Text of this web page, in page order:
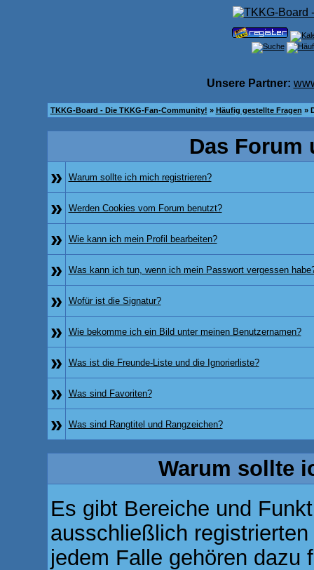
Unsere Partner:
TKKG-Board - Die TKKG-Fan-Community! » Häufig gestellte Fragen »
Das Forum
»
Warum sollte ich mich registrieren?
» Werden Cookies vom Forum benutzt?
» Wie kann ich mein Profil bearbeiten?
» Was kann ich tun, wenn ich mein Passwort vergessen
» Wofür ist die Signatur?
» Wie bekomme ich ein Bild unter meinen Benutzernamen?
» Was ist die Freunde-Liste und die Ignorierliste?
» Was sind Favoriten?
» Was sind Rangtitel und Rangzeichen?
Warum sollte
Es gibt Bereiche und
ausschließlich
jedem Falle gehören dazu